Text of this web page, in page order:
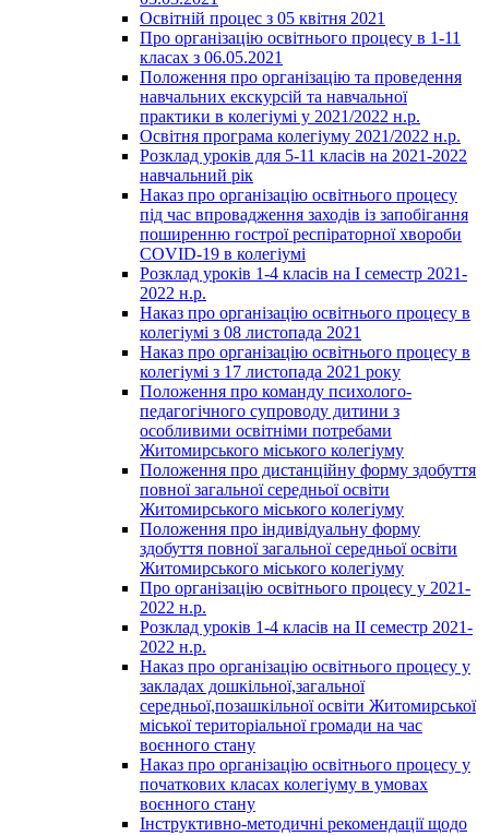
Освітній процес з 05 квітня 2021
Про організацію освітнього процесу в 1-11
класах з 06.05.2021
Положення про організацію та проведення
навчальних екскурсій та навчальної
практики в колегіумі у 2021/2022 н.р.
Освітня програма колегіуму 2021/2022 н.р.
Розклад уроків для 5-11 класів на 2021-2022
навчальний рік
Наказ про організацію освітнього процесу
під час впровадження заходів із запобігання
поширенню гострої респіраторної хвороби
COVID-19 в колегіумі
Розклад уроків 1-4 класів на І семестр 2021-
2022 н.р.
Наказ про організацію освітнього процесу в
колегіумі з 08 листопада 2021
Наказ про організацію освітнього процесу в
колегіумі з 17 листопада 2021 року
Положення про команду психолого-
педагогічного супроводу дитини з
особливими освітніми потребами
Житомирського міського колегіуму
Положення про дистанційну форму здобуття
повної загальної середньої освіти
Житомирського міського колегіуму
Положення про індивідуальну форму
здобуття повної загальної середньої освіти
Житомирського міського колегіуму
Про організацію освітнього процесу у 2021-
2022 н.р.
Розклад уроків 1-4 класів на ІІ семестр 2021-
2022 н.р.
Наказ про організацію освітнього процесу у
закладах дошкільної,загальної
середньої,позашкільної освіти Житомирської
міської територіальної громади на час
воєнного стану
Наказ про організацію освітнього процесу у
початкових класах колегіуму в умовах
воєнного стану
Інструктивно-методичні рекомендації щодо